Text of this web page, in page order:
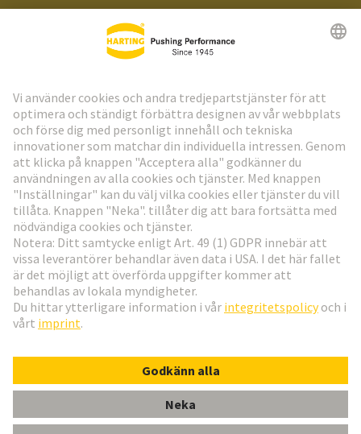
HARTING:s nyhetsbrev
Gå till registrering
Social Media
Sverige
© Teknologi-koncernen HARTING
ImprintIntegritetspolicy